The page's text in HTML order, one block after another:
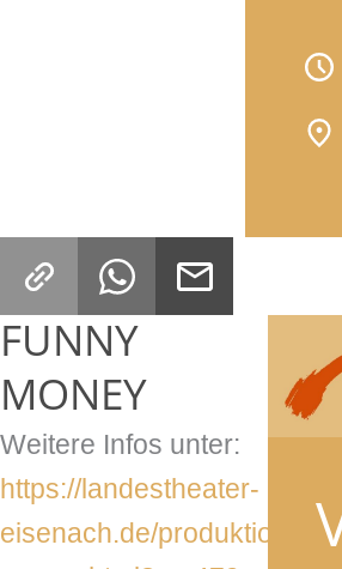
FUNNY
MONEY
Weitere Infos unter:
https://landestheater-
eisenach.de/produktionen/